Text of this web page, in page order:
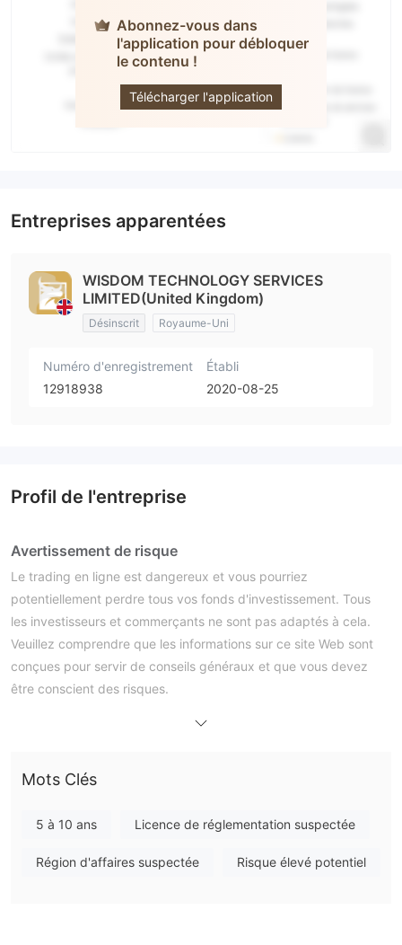
Abonnez-vous dans
l'application pour débloquer
le contenu !
Télécharger l'application
Wisdom
Entreprises apparentées
WISDOM TECHNOLOGY SERVICES
LIMITED(United Kingdom)
Désinscrit Royaume-Uni
Numéro d'enregistrement
12918938
Établi
2020-08-25
Profil de l'entreprise
Avertissement de risque
Le trading en ligne est dangereux et vous pourriez
potentiellement perdre tous vos fonds d'investissement. Tous
les investisseurs et commerçants ne sont pas adaptés à cela.
Veuillez comprendre que les informations sur ce site Web sont
conçues pour servir de conseils généraux et que vous devez
être conscient des risques.
qu'est-ce que Wisdom ？
vincent et les grenadines, exerce son activité sous le nom
accès à un large éventail de marchés financiers et à une
sur l'année 2020, Wisdom technology services ltd a été créée
Mots Clés
5 à 10 ans Licence de réglementation suspectée
Région d'affaires suspectée Risque élevé potentiel